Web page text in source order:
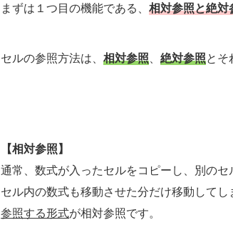
まずは１つ目の機能である、 相対参照と絶対
セルの参照方法は、 相対参照、 絶対参照とそ
【相対参照】
通常、数式が入ったセルをコピーし、別の
セル内の数式も移動させた分だけ移動して
参照する形式が相対参照です。